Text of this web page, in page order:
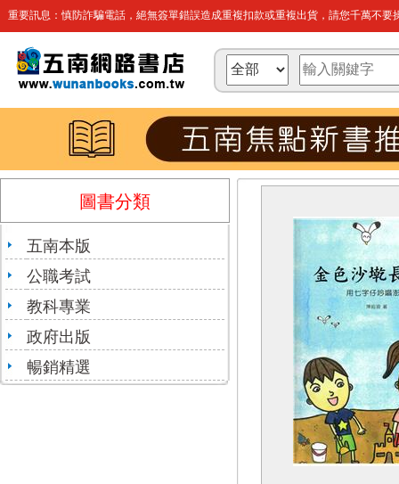
重要訊息：慎防詐騙電話，絕無簽單錯誤造成重複扣款或重複出貨，請您千萬不要
圖書分類
五南本版
公職考試
教科專業
政府出版
暢銷精選